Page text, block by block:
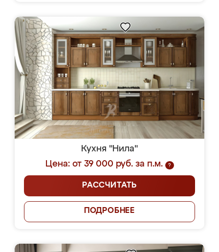
Кухня "Нила"
Цена: от 39 000 руб. за п.м.
?
РАССЧИТАТЬ
ПОДРОБНЕЕ